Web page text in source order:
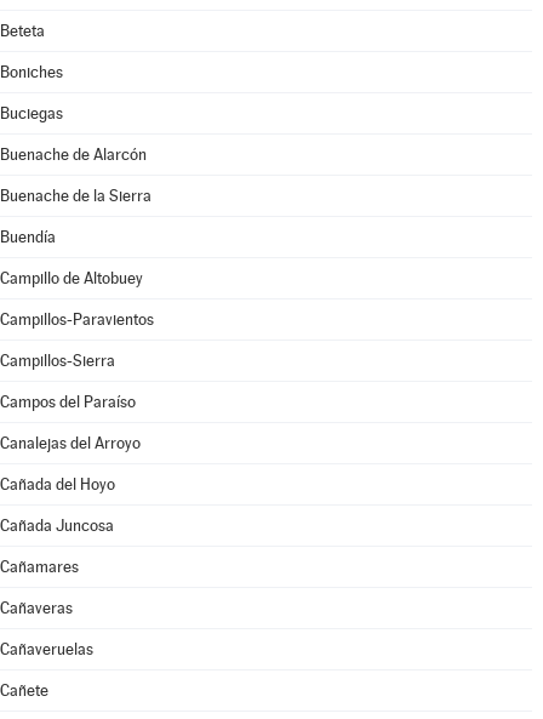
Beteta
Boniches
Buciegas
Buenache de Alarcón
Buenache de la Sierra
Buendía
Campillo de Altobuey
Campillos-Paravientos
Campillos-Sierra
Campos del Paraíso
Canalejas del Arroyo
Cañada del Hoyo
Cañada Juncosa
Cañamares
Cañaveras
Cañaveruelas
Cañete